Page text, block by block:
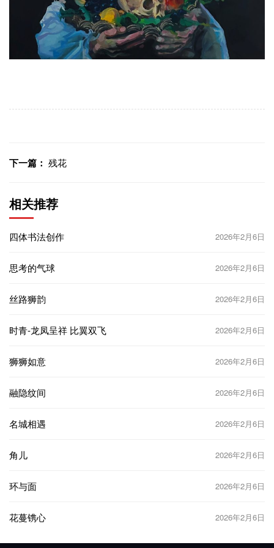
下一篇： 残花
相关推荐
四体书法创作 2026年2月6日
思考的气球 2026年2月6日
丝路狮韵 2026年2月6日
时青-龙凤呈祥 比翼双飞 2026年2月6日
狮狮如意 2026年2月6日
融隐纹间 2026年2月6日
名城相遇 2026年2月6日
角儿 2026年2月6日
环与面 2026年2月6日
花蔓镌心 2026年2月6日